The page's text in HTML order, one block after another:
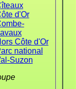
d'Or
Côte d'Or
national
Suzon